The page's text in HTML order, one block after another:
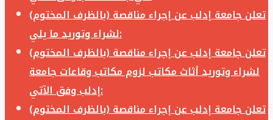
تعلن جامعة إدلب عن إجراء مناقصة (بالظرف المختوم)
لشراء وتوريد ما يلي:
تعلن جامعة إدلب عن إجراء مناقصة (بالظرف المختوم)
لشراء وتوريد أثاث مكاتب لزوم مكاتب وقاعات جامعة
إدلب وفق الآتي:
تعلن جامعة إدلب عن إجراء مناقصة (بالظرف المختوم)